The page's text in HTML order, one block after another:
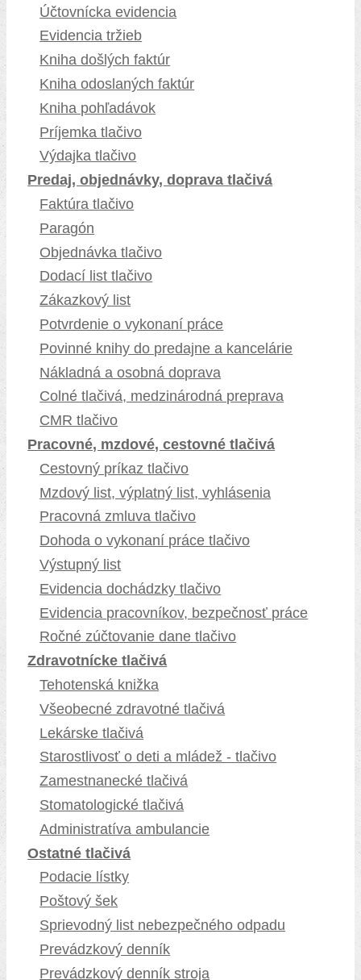
Účtovnícka evidencia
Evidencia tržieb
Kniha došlých faktúr
Kniha odoslaných faktúr
Kniha pohľadávok
Príjemka tlačivo
Výdajka tlačivo
Predaj, objednávky, doprava tlačivá
Faktúra tlačivo
Paragón
Objednávka tlačivo
Dodací list tlačivo
Zákazkový list
Potvrdenie o vykonaní práce
Povinné knihy do predajne a kancelárie
Nákladná a osobná doprava
Colné tlačivá, medzinárodná preprava
CMR tlačivo
Pracovné, mzdové, cestovné tlačivá
Cestovný príkaz tlačivo
Mzdový list, výplatný list, vyhlásenia
Pracovná zmluva tlačivo
Dohoda o vykonaní práce tlačivo
Výstupný list
Evidencia dochádzky tlačivo
Evidencia pracovníkov, bezpečnosť práce
Ročné zúčtovanie dane tlačivo
Zdravotnícke tlačivá
Tehotenská knižka
Všeobecné zdravotné tlačivá
Lekárske tlačivá
Starostlivosť o deti a mládež - tlačivo
Zamestnanecké tlačivá
Stomatologické tlačivá
Administratíva ambulancie
Ostatné tlačivá
Podacie lístky
Poštový šek
Sprievodný list nebezpečného odpadu
Prevádzkový denník
Prevádzkový denník stroja